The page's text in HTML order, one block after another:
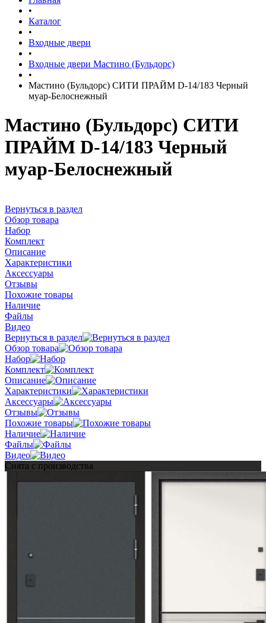
•
Каталог
•
Входные двери
•
Входные двери Мастино (Бульдорс)
•
Мастино (Бульдорс) СИТИ ПРАЙМ D-14/183 Черный
муар-Белоснежный
Мастино (Бульдорс) СИТИ
ПРАЙМ D-14/183 Черный
муар-Белоснежный
Вернуться в раздел
Обзор товара
Набор
Комплект
Описание
Характеристики
Аксессуары
Отзывы
Похожие товары
Наличие
Файлы
Видео
Вернуться в раздел
Обзор товара
Набор
Комплект
Описание
Характеристики
Аксессуары
Отзывы
Похожие товары
Наличие
Файлы
Видео
Снята с производства